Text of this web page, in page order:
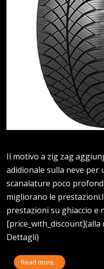
Il motivo a zig zag
adidionale sulla neve per
scanalature poco
migliorano le
prestazioni su ghiaccio e
[price_with_discount](alla
Dettagli)
Read more...